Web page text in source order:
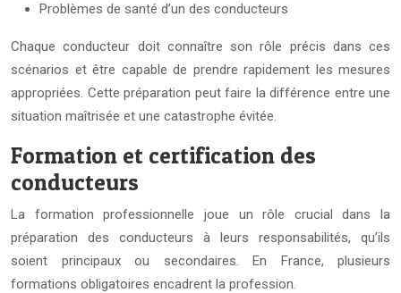
Problèmes de santé d’un des conducteurs
Chaque conducteur doit connaître son rôle précis dans ces
scénarios et être capable de prendre rapidement les mesures
appropriées. Cette préparation peut faire la différence entre une
situation maîtrisée et une catastrophe évitée.
Formation et certification des
conducteurs
La formation professionnelle joue un rôle crucial dans la
préparation des conducteurs à leurs responsabilités, qu’ils
soient principaux ou secondaires. En France, plusieurs
formations obligatoires encadrent la profession.